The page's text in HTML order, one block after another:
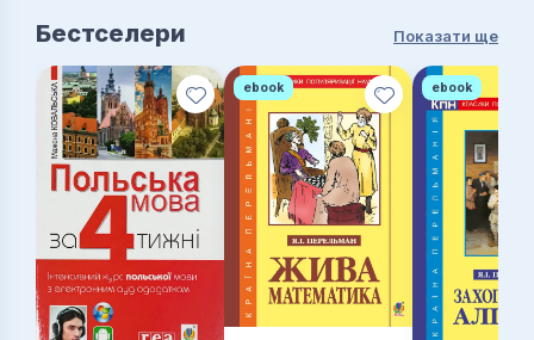
Бестселери Показати ще
ebook ebook